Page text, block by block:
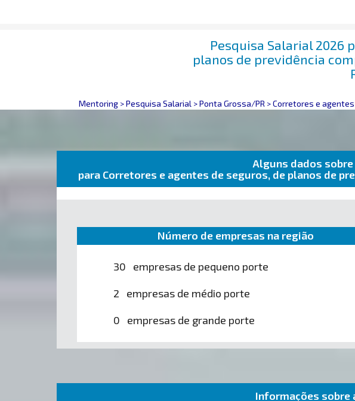
Pesquisa Salarial 2026
planos de previdência
Mentoring >Pesquisa Salarial >Ponta Grossa/PR >Corretores e agentes de seguros,
Alguns dados
para Corretores e agentes de seguros, de planos de
Número de empresas na região
30 empresas de pequeno porte
2 empresas de médio porte
0 empresas de grande porte
Informações sobre